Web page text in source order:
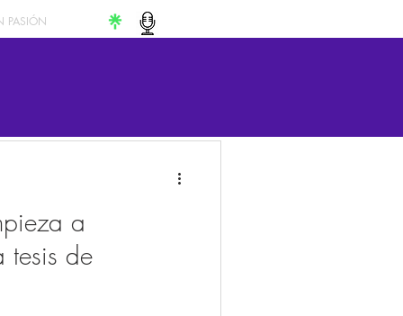
PASIÓN
a
tesis de